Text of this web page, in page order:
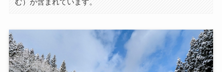
む）が含まれています。